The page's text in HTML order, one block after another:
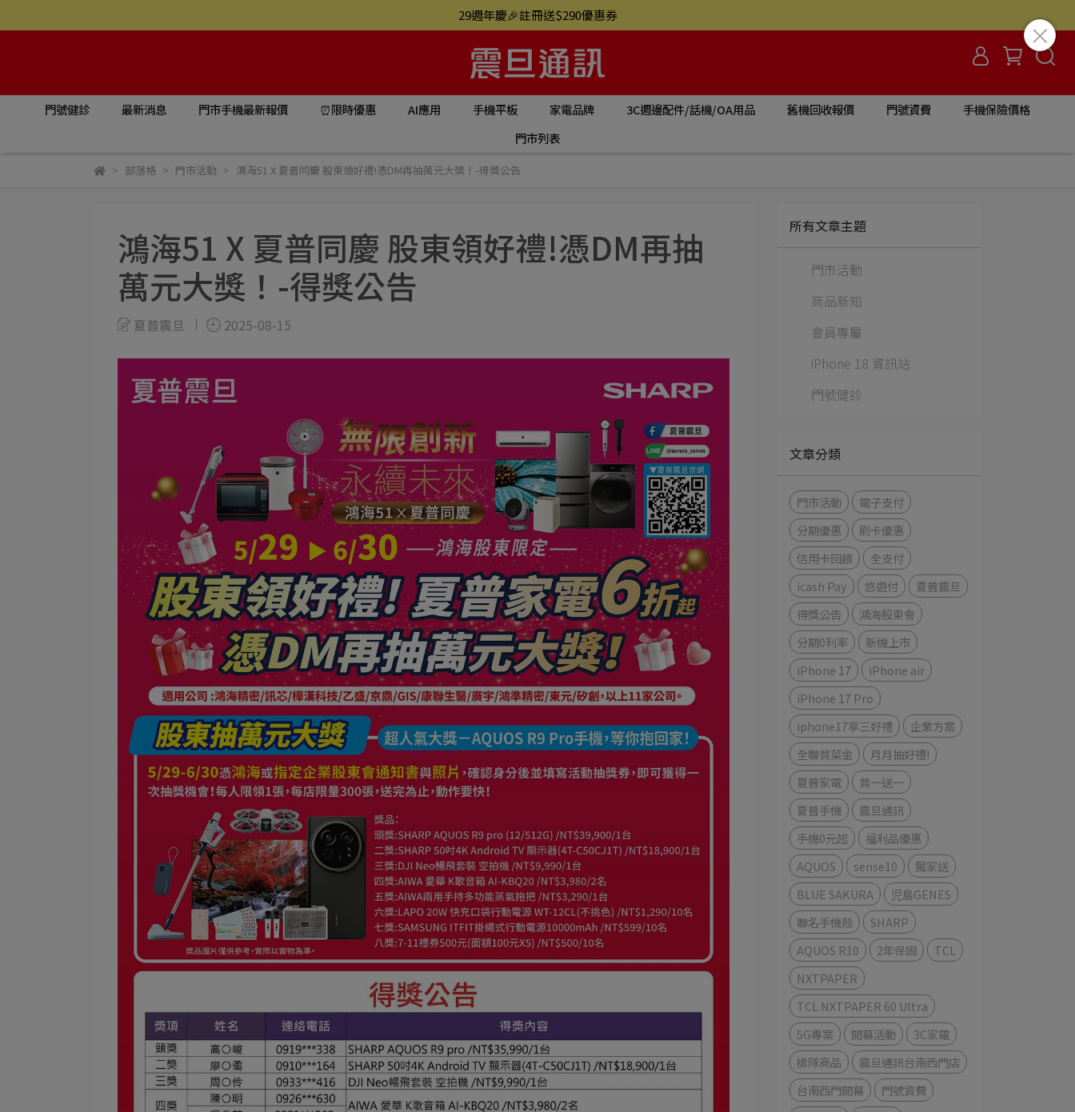
29週年慶🎉註冊送$290優惠券
門號健診 最新消息 門市手機最新報價 ⏰限時優惠 AI應用 手機平板 家電品牌 3C週邊配件/話機/OA用品 舊機回收報價 門號資費
手機保險價格
門市列表
部落格 門市活動 鴻海51 X 夏普同慶 股東領好禮!憑DM再抽萬元大獎！-得獎公告
鴻海51 X 夏普同慶 股東領好禮!憑DM再抽
萬元大獎！-得獎公告
夏普震旦 2025-08-15
所有文章主題
門市活動
商品新知
會員專屬
iPhone 18 資訊站
門號健診
文章分類
門市活動
電子支付
分期優惠
刷卡優惠
信用卡回饋
全支付
icash Pay
悠遊付
夏普震旦
得獎公告
鴻海股東會
分期0利率
新機上市
iPhone 17
iPhone air
iPhone 17 Pro
iphone17享三好禮
企業方案
全聯買菜金
月月抽好禮!
夏普家電
買一送一
夏普手機
震旦通訊
手機0元起
福利品優惠
AQUOS
sense10
獨家送
BLUE SAKURA
児島GENES
聯名手機殼
SHARP
AQUOS R10
2年保固
TCL
NXTPAPER
TCL NXTPAPER 60 Ultra
5G專案
開幕活動
3C家電
排隊商品
震旦通訊台南西門店
台南西門開幕
門號資費